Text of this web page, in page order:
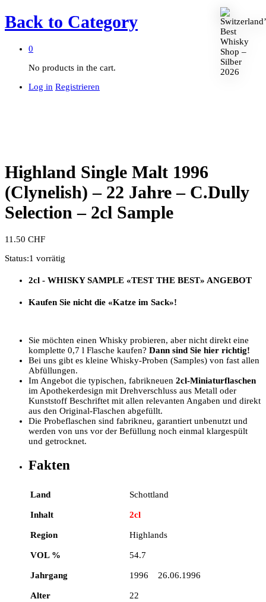
Back to Category
0
No products in the cart.
Log in Registrieren
Highland Single Malt 1996
(Clynelish) – 22 Jahre – C.Dully
Selection – 2cl Sample
11.50 CHF
Status:1 vorrätig
2cl - WHISKY SAMPLE «TEST THE BEST» ANGEBOT
Kaufen Sie nicht die «Katze im Sack»!
Sie möchten einen Whisky probieren, aber nicht direkt eine
komplette 0,7 l Flasche kaufen? Dann sind Sie hier richtig!
Bei uns gibt es kleine Whisky-Proben (Samples) von fast allen
Abfüllungen.
Im Angebot die typischen, fabrikneuen 2cl-Miniaturflaschen
im Apothekerdesign mit Drehverschluss aus Metall oder
Kunststoff Beschriftet mit allen relevanten Angaben und direkt
aus den Original-Flaschen abgefüllt.
Die Probeflaschen sind fabrikneu, garantiert unbenutzt und
werden von uns vor der Befüllung noch einmal klargespült
und getrocknet.
Fakten
Land Schottland
Inhalt 2cl
Region Highlands
VOL % 54.7
Jahrgang 1996 26.06.1996
Alter 22